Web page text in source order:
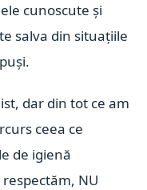
cunoscute și
salva din situațiile
dar din tot ce am
ceea ce
de igienă
NU